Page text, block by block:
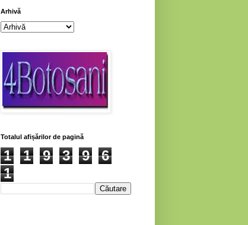
Arhivă
Totalul afișărilor de pagină
1 1 9 3 9
6
1